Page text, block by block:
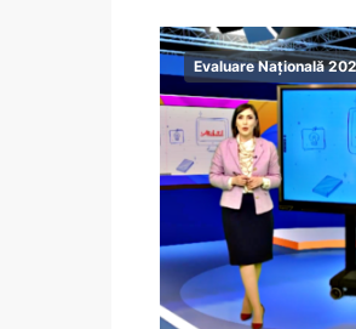
Evaluare Națională